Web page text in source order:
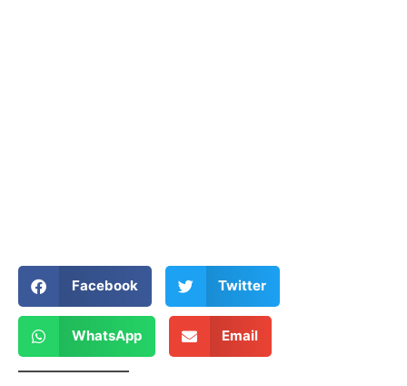
Facebook Twitter
WhatsApp Email